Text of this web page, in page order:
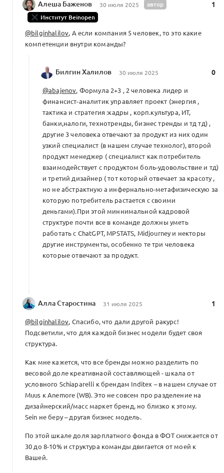
Алеша Баженов 30 июля 2025
автор
Институт Beinopen
1
@bilginhalilov, А если компания 5 человек, то это какие
компетенции внутри команды?
Билгин Халилов 30 июля 2025 0
@abajenov, Формула 2+3 , 2 человека лидер и
финансист-аналитик управляет проект (энергия ,
тактика и стратегия :кадры , корп.культура, ИТ,
банки,налоги, технотренды, бизнес тренды и тд тд) ,
другие 3 человека отвечают за продукт из них один
узкий специалист (в нашем случае технолог), второй
продукт менеджер ( специалист как потребитель
взаимодействует с продуктом боль-удовольствие и тд)
и третий дизайнер ( тот который отвечает за красоту ,
но не абстрактную а инфернально-метафизическую за
которую потребитель растается с своими
деньгами).При этой миннимальной кадровой
структуре почти все в команде должны уметь
работать с ChatGPT, MPSTATS, Midjourney и некторы
другие инструменты, особенно те три человека
которые отвечают за продукт.
Алла Старостина 31 июля 2025 1
@bilginhalilov, Спасибо, что дали другой ракурс!
Подсветили, что для каждой бизнес модели будет своя
структура.
Как мне кажется, что все бренды можно разделить по
весовой доле креативнаой составляющей - шкала от
условного Schiaparelli к брендам Inditex – в нашем случае от
Muus к Anemore (WB). Это не совсем про разделение на
дизайнерский/масс маркет бренд, но близко к этому.
Sein не беру – другая бизнес модель.
По этой шкале доля зарплатного фонда в ФОТ снижается от
30 до 8-10% и структура команды двигается от моей к
Вашей.